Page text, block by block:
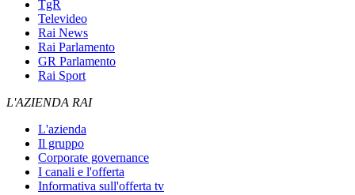
TgR
Televideo
Rai News
Rai Parlamento
GR Parlamento
Rai Sport
L'AZIENDA RAI
L'azienda
Il gruppo
Corporate governance
I canali e l'offerta
Informativa sull'offerta tv